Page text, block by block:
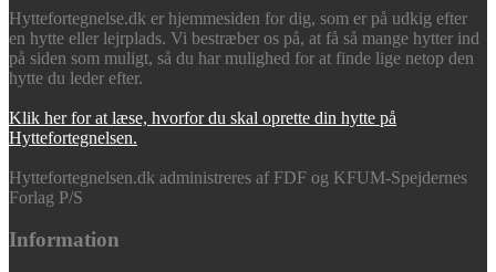
Hyttefortegnelse.dk er hjemmesiden for dig, som er på udkig efter
en hytte eller lejrplads. Vi bestræber os på, at få så mange hytter ind
på siden som muligt, så du har mulighed for at finde lige netop den
hytte du leder efter.
Klik her for at læse, hvorfor du skal oprette din hytte på
Hyttefortegnelsen.
Hyttefortegnelsen.dk administreres af FDF og KFUM-Spejdernes
Forlag P/S
Information